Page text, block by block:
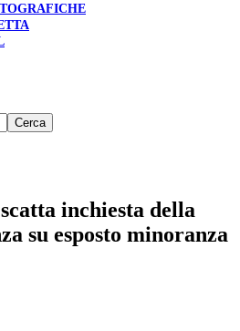
inchiesta della
su esposto minoranza